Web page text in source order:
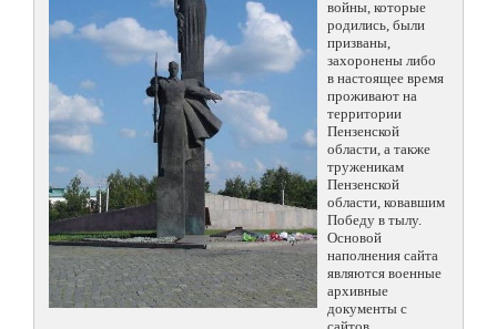
войны, которые
родились, были
призваны,
захоронены либо
в настоящее время
проживают на
территории
Пензенской
области, а также
труженикам
Пензенской
области, ковавшим
Победу в тылу.
Основой
наполнения сайта
являются военные
архивные
документы с